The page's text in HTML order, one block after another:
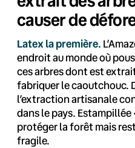
causer de
Latex la première.
endroit au monde où
ces arbres dont est
fabriquer le caoutchouc.
l’extraction artisanale
dans le pays.
protéger la forêt mais
fragile.